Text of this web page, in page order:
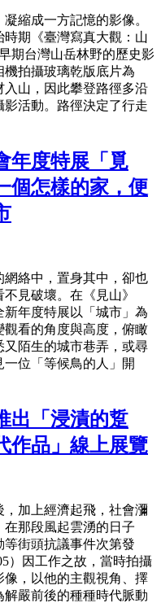
縮成一方記憶的影像。
期《臺灣寫真大觀：山
期台灣山岳林野的歷史影
拍攝玻璃乾版底片為
山，因此攀登路徑多沿
活動。路徑決定了行走
年度特展「覓
個怎樣的家，便
絡中，置身其中，卻也
見破壞。在《見山》
新年度特展以「城市」為
看的角度與高度，俯瞰
陌生的城市巷弄，或尋
位「等候鳥的人」開
出「浸漬的踅
作品」線上展覽
，加上經濟起飛，社會瀰
那段風起雲湧的日子
街頭抗議事件次第發
）因工作之故，當時拍攝
，以他的主觀視角、擇
嚴前後的種種時代脈動